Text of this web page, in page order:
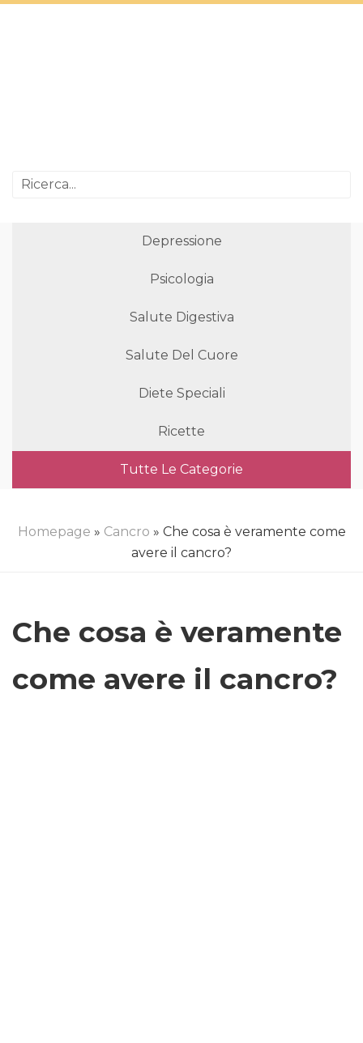
Depressione
Psicologia
Salute Digestiva
Salute Del Cuore
Diete Speciali
Ricette
Tutte Le Categorie
Homepage » Cancro » Che cosa è veramente come
avere il cancro?
Che cosa è veramente
come avere il cancro?